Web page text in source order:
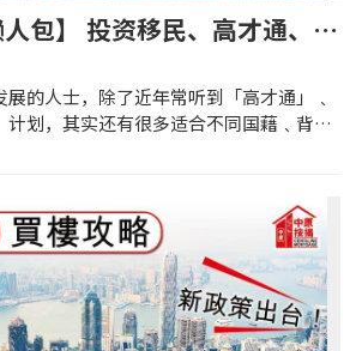
人包】 投资移民、高才通、优
民方法一览 附银行专人开户
的人士，除了近年常听到「高才通」﹑
计划，其实还有很多适合不同国藉﹑背景